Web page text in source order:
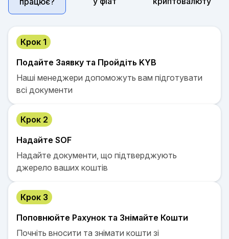
Крок 1
Подайте Заявку та Пройдіть KYB
Наші менеджери допоможуть вам підготувати
всі документи
Крок 2
Надайте SOF
Надайте документи, що підтверджують
джерело ваших коштів
Крок 3
Поповнюйте Рахунок та Знімайте Кошти
Почніть вносити та знімати кошти зі